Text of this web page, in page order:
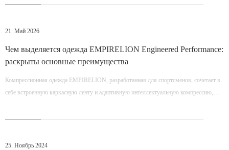
21. Май 2026
Чем выделяется одежда EMPIRELION Engineered Performance:
раскрыты основные преимущества
Компрессионная одежда EMPIRELION, разработанная для спортсменов, сочетает в
себе встроенную каркасную ленту и адаптивную интеллектуальную компрессию,
динамически регулирует компрессию в зависимости от движения, поддерживает
25. Ноябрь 2024